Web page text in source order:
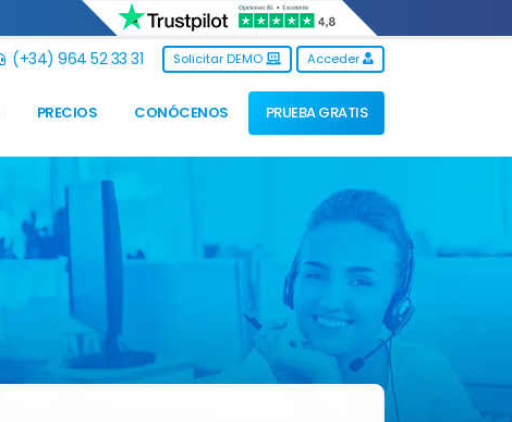
(+34) 964 52 33 31 Solicitar DEMO Acceder
PRECIOS CONÓCENOS PRUEBA GRATIS